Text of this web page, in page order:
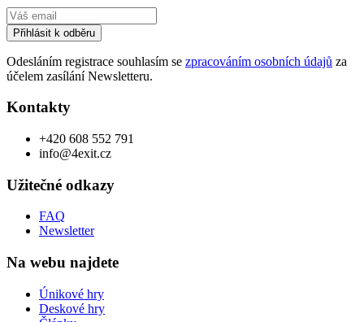
Přihlásit k odběru
Odesláním registrace souhlasím se zpracováním osobních údajů za
účelem zasílání Newsletteru.
Kontakty
+420 608 552 791
info@4exit.cz
Užitečné odkazy
FAQ
Newsletter
Na webu najdete
Únikové hry
Deskové hry